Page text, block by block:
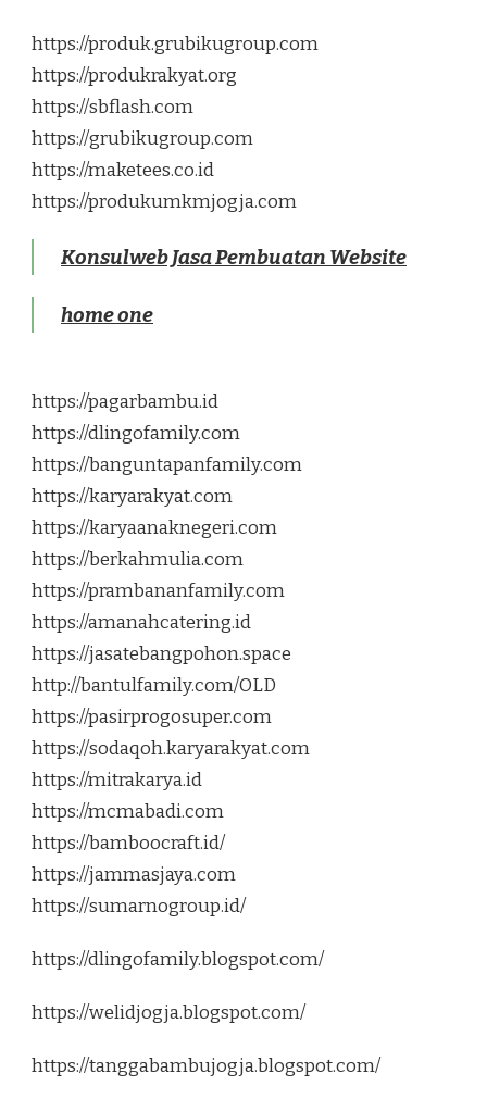
https://produk.grubikugroup.com
https://produkrakyat.org
https://sbflash.com
https://grubikugroup.com
https://maketees.co.id
https://produkumkmjogja.com
Konsulweb Jasa Pembuatan Website
home one
https://pagarbambu.id
https://dlingofamily.com
https://banguntapanfamily.com
https://karyarakyat.com
https://karyaanaknegeri.com
https://berkahmulia.com
https://prambananfamily.com
https://amanahcatering.id
https://jasatebangpohon.space
http://bantulfamily.com/OLD
https://pasirprogosuper.com
https://sodaqoh.karyarakyat.com
https://mitrakarya.id
https://mcmabadi.com
https://bamboocraft.id/
https://jammasjaya.com
https://sumarnogroup.id/
https://dlingofamily.blogspot.com/
https://welidjogja.blogspot.com/
https://tanggabambujogja.blogspot.com/